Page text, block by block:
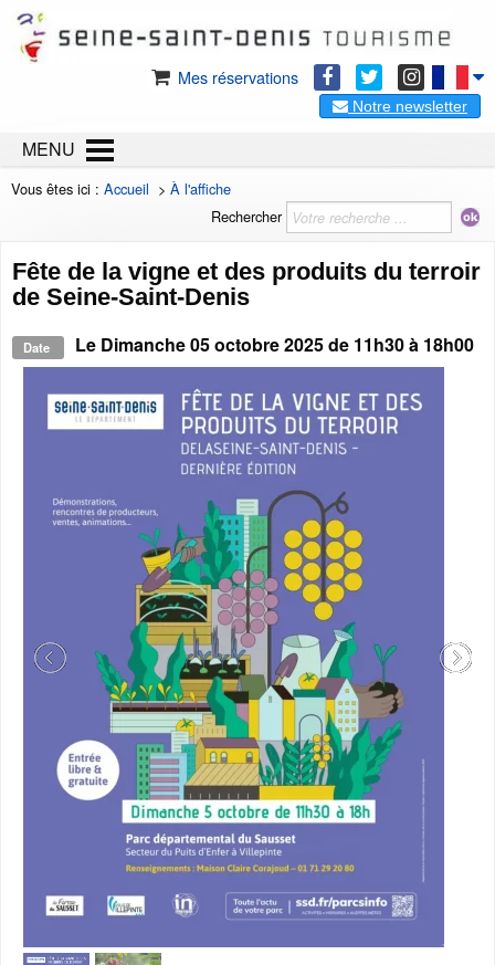
Mes réservations
Notre newsletter
MENU
Vous êtes ici : Accueil > À l'affiche
Rechercher
Fête de la vigne et des produits du terroir
de Seine-Saint-Denis
Date Le Dimanche 05 octobre 2025de 11h30 à 18h00